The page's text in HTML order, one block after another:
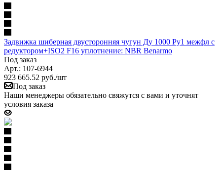
Задвижка шиберная двусторонняя чугун Ду 1000 Ру1 межфл с
редуктором+ISO2 F16 уплотнение: NBR Benarmo
Под заказ
Арт.: 107-6944
923 665.52 руб./шт
Под заказ
Наши менеджеры обязательно свяжутся с вами и уточнят
условия заказа